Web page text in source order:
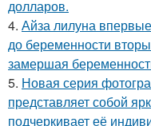
долларов.
4. Айза лилуна
до беременности
замершая
5. Новая серия
представляет собой
подчеркивает её